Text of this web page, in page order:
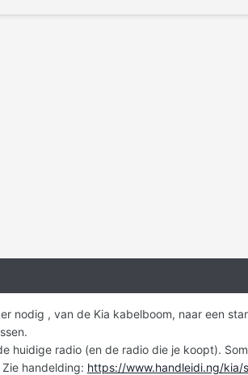
nodig , van de Kia kabelboom, naar een
huidige radio (en de radio die je koopt).
handelding: https://www.handleidi.ng/